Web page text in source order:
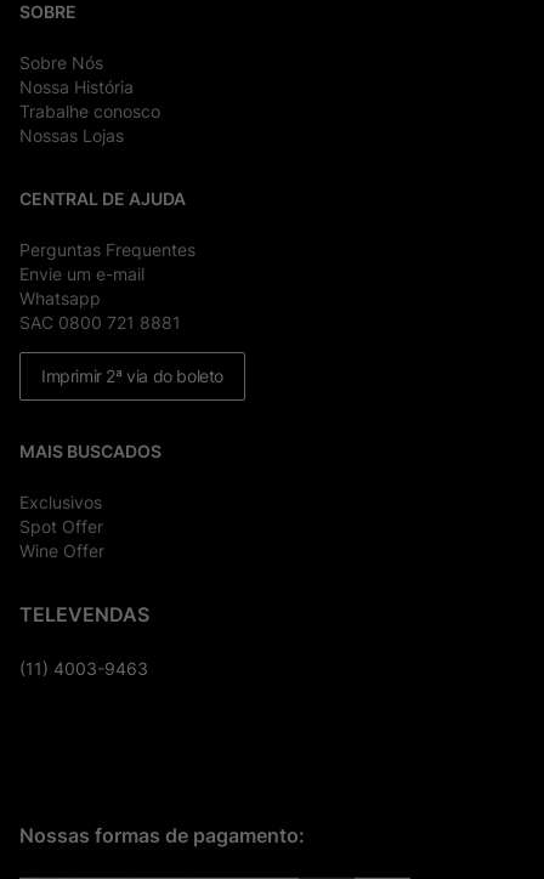
SOBRE
Sobre Nós
Nossa História
Trabalhe conosco
Nossas Lojas
CENTRAL DE AJUDA
Perguntas Frequentes
Envie um e-mail
Whatsapp
SAC 0800 721 8881
Imprimir 2ª via do boleto
MAIS BUSCADOS
Exclusivos
Spot Offer
Wine Offer
TELEVENDAS
(11) 4003-9463
Nossas formas de pagamento: